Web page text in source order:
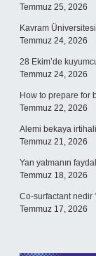
Temmuz 25, 2026
Kavram
Temmuz 24, 2026
28 Ekim’de
Temmuz 24, 2026
How to prepare for
Temmuz 22, 2026
Alemi bekaya
Temmuz 21, 2026
Yan yatmanın
Temmuz 18, 2026
Co-surfactant nedir
Temmuz 17, 2026